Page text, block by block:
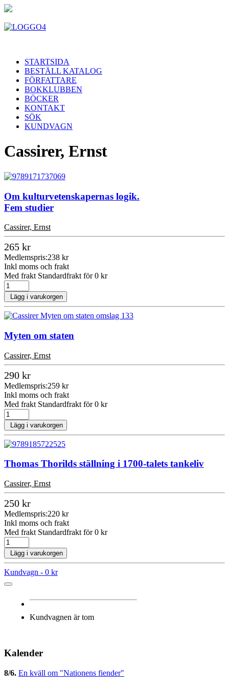
STARTSIDA
BESTÄLL KATALOG
FÖRFATTARE
BOKKLUBBEN
BÖCKER
KONTAKT
SÖK
KUNDVAGN
Cassirer, Ernst
Om kulturvetenskapernas logik.
Fem studier
Cassirer, Ernst
265 kr
Medlemspris:238 kr
Inkl moms och frakt
Med frakt Standardfrakt för 0 kr
Lägg i varukorgen
Myten om staten
Cassirer, Ernst
290 kr
Medlemspris:259 kr
Inkl moms och frakt
Med frakt Standardfrakt för 0 kr
Lägg i varukorgen
Thomas Thorilds ställning i 1700-talets tankeliv
Cassirer, Ernst
250 kr
Medlemspris:220 kr
Inkl moms och frakt
Med frakt Standardfrakt för 0 kr
Lägg i varukorgen
Kundvagn - 0 kr
Kundvagnen är tom
Kalender
8/6. En kväll om "Nationens fiender"